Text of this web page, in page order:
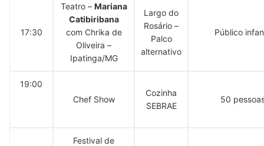
17:30
Teatro – Mariana
Catibiribana
com Chrika de
Oliveira –
Ipatinga/MG
Largo do
Rosário –
Palco
alternativo
Público
19:00
Chef Show
Cozinha
SEBRAE
50
Festival de